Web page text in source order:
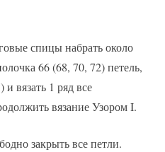
спицы набрать около
66 (68, 70, 72) петель,
вязать 1 ряд все
вязание Узором I.
закрыть все петли.